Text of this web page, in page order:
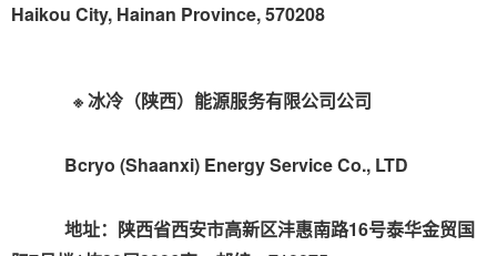
Haikou City, Hainan Province, 570208
※ 冰冷（陕西）能源服务有限公司公司
Bcryo (Shaanxi) Energy Service Co., LTD
地址：陕西省西安市高新区沣惠南路16号泰华金贸国